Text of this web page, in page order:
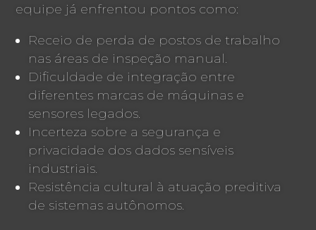
equipe já enfrentou pontos como:
Receio de perda de postos de trabalho
nas áreas de inspeção manual.
Dificuldade de integração entre
diferentes marcas de máquinas e
sensores legados.
Incerteza sobre a segurança e
privacidade dos dados sensíveis
industriais.
Resistência cultural à atuação preditiva
de sistemas autônomos.